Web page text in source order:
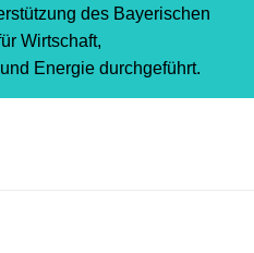
des Bayerischen
Wirtschaft,
Energie durchgeführt.